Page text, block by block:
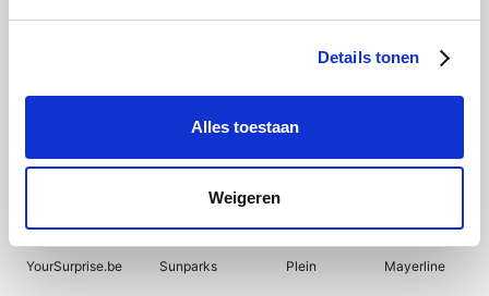
Details tonen
Alles toestaan
Weigeren
SupraBazar Shein Bergfreunde Smartwatchbanden
YourSurprise.be Sunparks Plein Mayerline